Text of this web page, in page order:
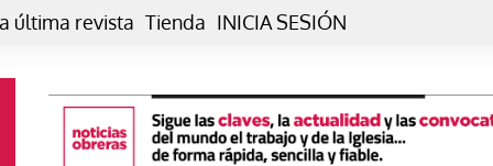
última revista Tienda INICIA SESIÓN